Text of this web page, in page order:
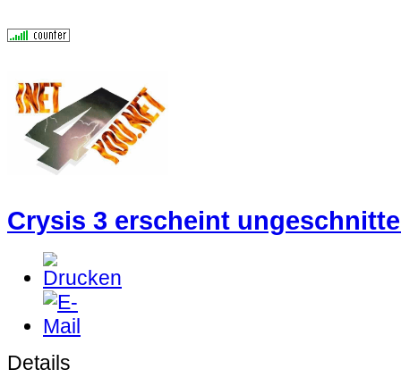
Crysis 3 erscheint
Details